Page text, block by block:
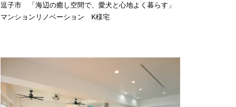
逗子市 「海辺の癒し空間で、愛犬と心地よく暮らす」
マンションリノベーション K様宅